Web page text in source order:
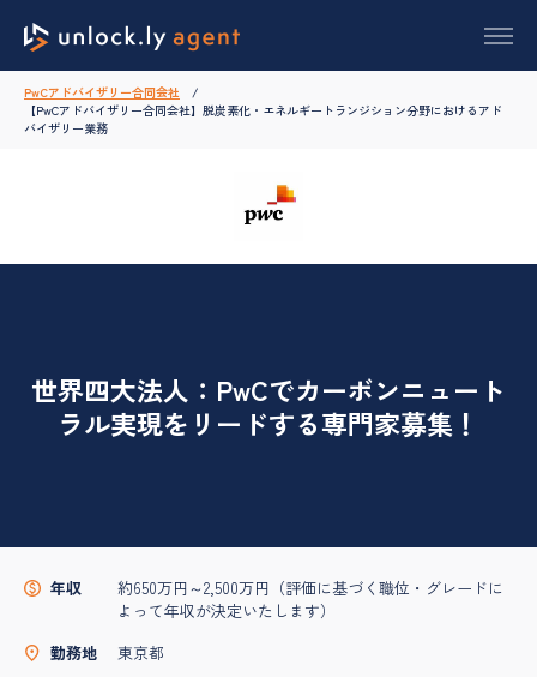
PwCアドバイザリー合同会社
【PwCアドバイザリー合同会社】脱炭素化・エネルギートランジション分野におけるアド
バイザリー業務
世界四大法人：PwCでカーボンニュート
ラル実現をリードする専門家募集！
年収
約650万円～2,500万円（評価に基づく職位・グレードに
よって年収が決定いたします）
勤務地
東京都